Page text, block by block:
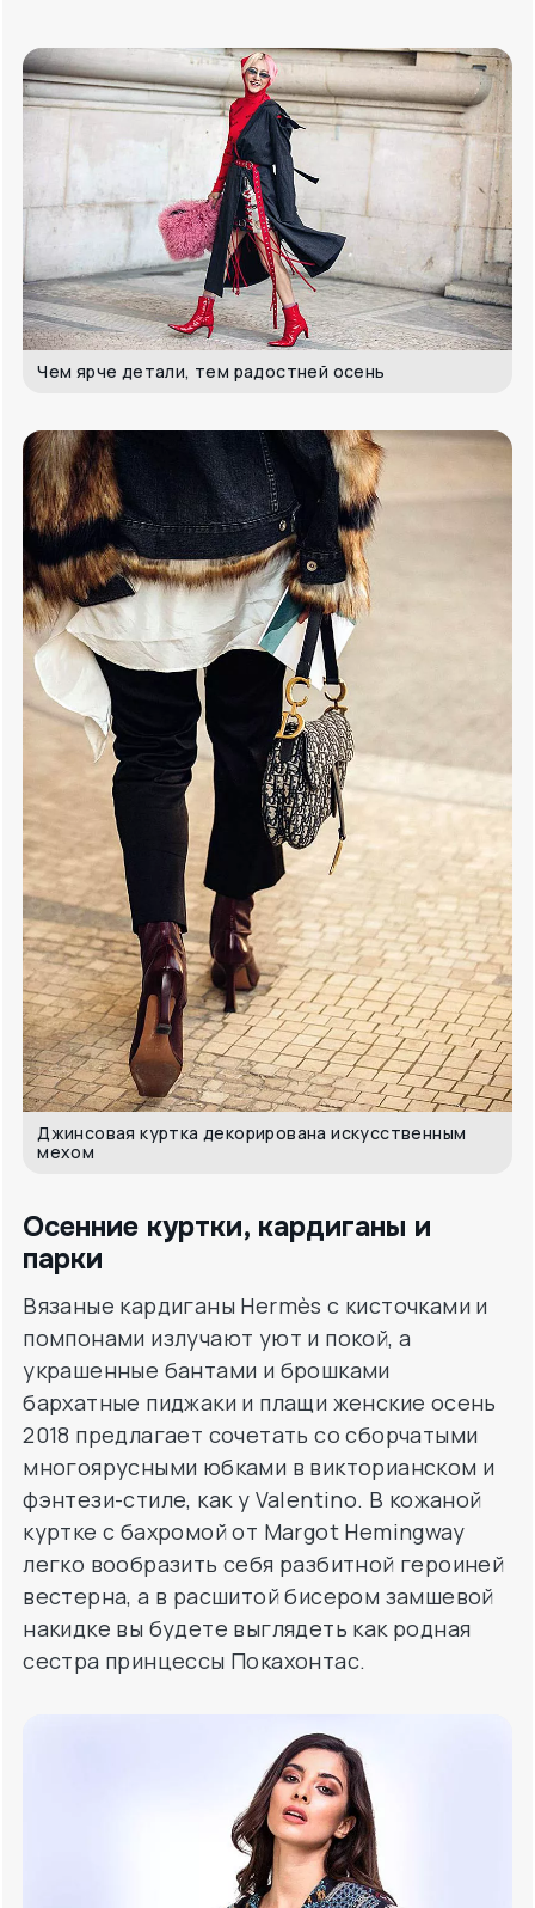
Чем ярче детали, тем радостней осень
Джинсовая куртка декорирована искусственным
мехом
Осенние куртки, кардиганы и
парки
Вязаные кардиганы Hermès с кисточками и
помпонами излучают уют и покой, а
украшенные бантами и брошками
бархатные пиджаки и плащи женские осень
2018 предлагает сочетать со сборчатыми
многоярусными юбками в викторианском и
фэнтези-стиле, как у Valentino. В кожаной
куртке с бахромой от Margot Hemingway
легко вообразить себя разбитной героиней
вестерна, а в расшитой бисером замшевой
накидке вы будете выглядеть как родная
сестра принцессы Покахонтас.